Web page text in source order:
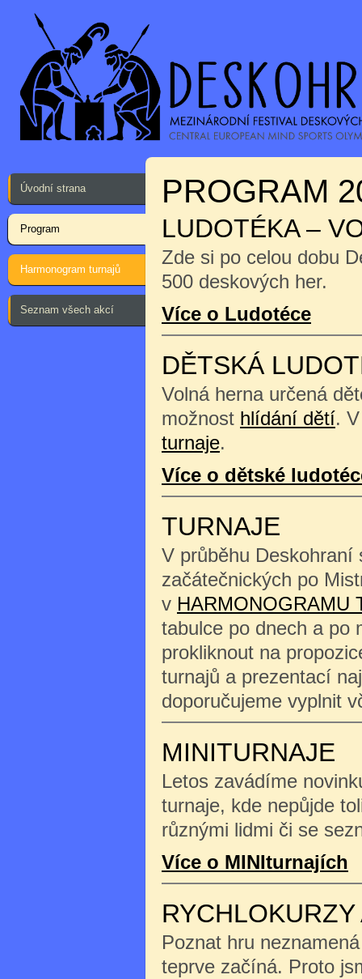
Úvodní strana
Program
Harmonogram turnajů
Seznam všech akcí
PROGRAM
LUDOTÉKA –
Zde si po celou dobu
500 deskových her.
Více o Ludotéce
DĚTSKÁ
Volná herna určená
možnost hlídání dětí.
turnaje.
Více o dětské
TURNAJE
V průběhu Deskohraní
začátečnických po
v HARMONOGRAMU
tabulce po dnech a po
prokliknout na
turnajů a prezentací
doporučujeme vyplnit
MINITURNAJE
Letos zavádíme
turnaje, kde nepůjde
různými lidmi či se
Více o MINIturnajích
Poznat hru
teprve začíná. Proto